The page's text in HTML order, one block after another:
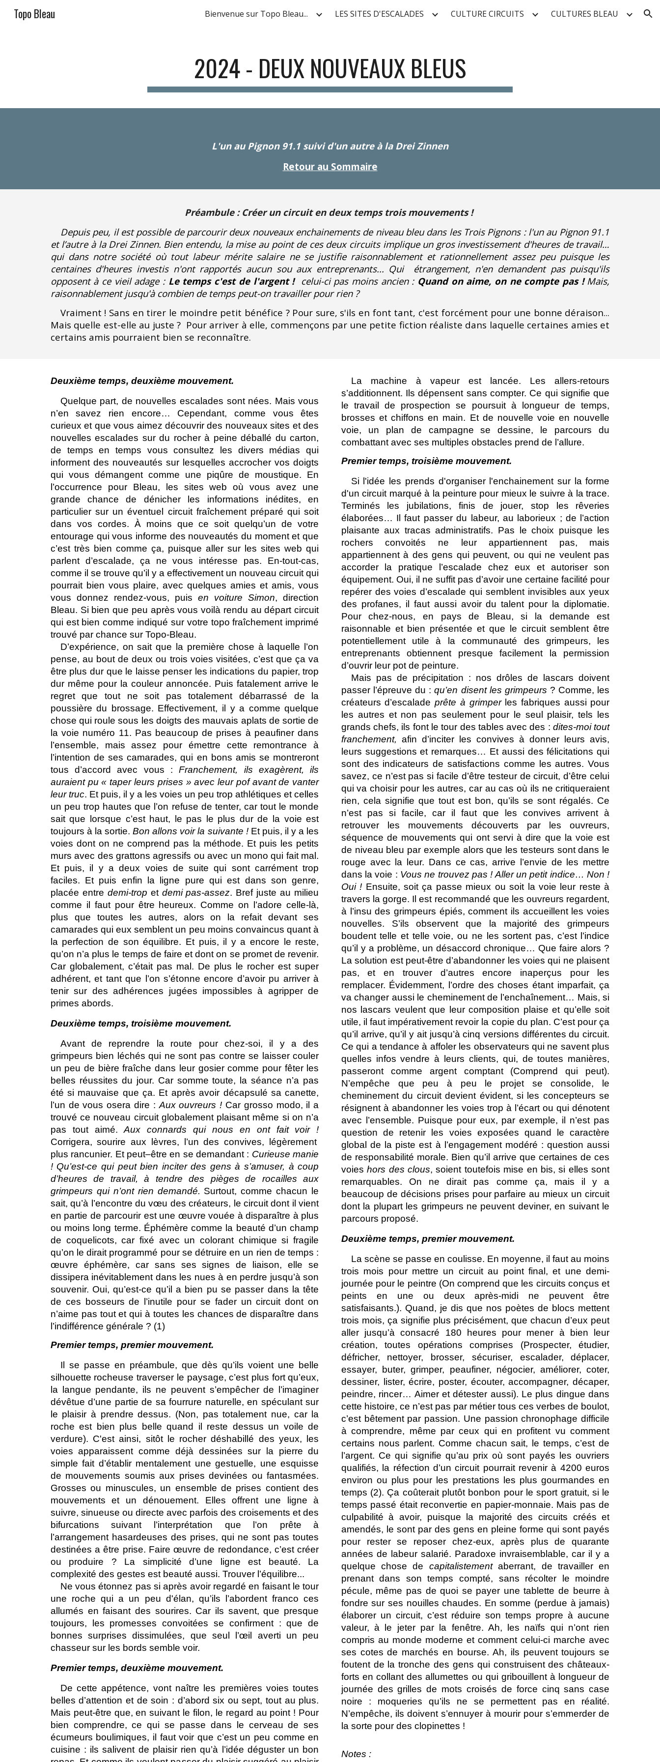
Skip to main content Skip to navigation
Topo Bleau Bienvenue sur Topo Bleau... LES SITES D'ESCALADES CULTURE CIRCUITS CULTURES BLEAU
2024 - DEUX NOUVEAUX BLEUS
L'un au Pignon 91.1 suivi d'un autre à la Drei Zinnen
Retour au Sommaire
Préambule : Créer un circuit en deux temps trois mouvements !
Depuis peu, il est possible de parcourir deux nouveaux enchainements de niveau bleu dans les Trois Pignons : l'un au Pignon 91.1
et l’autre à la Drei Zinnen. Bien entendu, la mise au point de ces deux circuits implique un gros investissement d'heures de travail…
qui dans notre société où tout labeur mérite salaire ne se justifie raisonnablement et rationnellement assez peu puisque les
centaines d'heures investis n'ont rapportés aucun sou aux entreprenants... Qui étrangement, n'en demandent pas puisqu'ils
opposent à ce vieiladage : Le temps c'est de l'argent !celui-ci pas moins ancien : Quand on aime, on ne compte pas !Mais,
raisonnablement jusqu'à combien de temps peut-on travailler pour rien ?
Vraiment ! Sans en tirer le moindre petit bénéfice ? Pour sure, s'ils en font tant, c'est forcément pour une bonne déraison...
Mais quelle est-elle au juste ? Pour arriver à elle, commençons par une petite fiction réaliste dans laquelle certaines amies et
certains amis pourraient bien se reconnaître.
Deuxième temps, deuxième mouvement.
Quelque part, de nouvelles escalades sont nées. Mais vous
n’en savez rien encore… Cependant, comme vous êtes
curieux et que vous aimez découvrir des nouveaux sites et des
nouvelles escalades sur du rocher à peine déballé du carton,
de temps en temps vous consultez les divers médias qui
informent des nouveautés sur lesquelles accrocher vos doigts
qui vous démangent comme une piqûre de moustique. En
l’occurrence pour Bleau, les sites web où vous avez une
grande chance de dénicher les informations inédites, en
particulier sur un éventuel circuit fraîchement préparé qui soit
dans vos cordes. À moins que ce soit quelqu’un de votre
entourage qui vous informe des nouveautés du moment et que
c’est très bien comme ça, puisque aller sur les sites web qui
parlent d’escalade, ça ne vous intéresse pas. En-tout-cas,
comme il se trouve qu’il y a effectivement un nouveau circuit qui
pourrait bien vous plaire, avec quelques amies et amis, vous
vous donnez rendez-vous, puisen voiture Simon, direction
Bleau. Si bien que peu après vous voilà rendu au départ circuit
qui est bien comme indiqué sur votre topo fraîchement imprimé
trouvé par chance sur Topo-Bleau.
D’expérience, on sait que la première chose à laquelle l’on
pense, au bout de deux ou trois voies visitées, c’est que ça va
être plus dur que le laisse penser les indications du papier, trop
dur même pour la couleur annoncée. Puis fatalement arrive le
regret que tout ne soit pas totalement débarrassé de la
poussière du brossage. Effectivement, il y a comme quelque
chose qui roule sous les doigts des mauvais aplats de sortie de
la voie numéro 11. Pas beaucoup de prises à peaufiner dans
l’ensemble, mais assez pour émettre cette remontrance à
l’intention de ses camarades, qui en bons amis se montreront
tous d’accord avec vous :Franchement, ils exagèrent, ils
auraient pu « taper leurs prises » avec leur pof avant de vanter
leur truc. Et puis, il y a les voies un peu trop athlétiques et celles
un peu trop hautes que l’on refuse de tenter, car tout le monde
sait que lorsque c’est haut, le pas le plus dur de la voie est
toujours à la sortie.Bon allons voir la suivante !Et puis, il y a les
voies dont on ne comprend pas la méthode. Et puis les petits
murs avec des grattons agressifs ou avec un mono qui fait mal.
Et puis, il y a deux voies de suite qui sont carrément trop
faciles. Et puis enfin la ligne pure qui est dans son genre,
placée entre demi-trop et demi pas-assez. Bref juste au milieu
comme il faut pour être heureux. Comme on l’adore celle-là,
plus que toutes les autres, alors on la refait devant ses
camarades qui eux semblent un peu moins convaincus quant à
la perfection de son équilibre. Et puis, il y a encore le reste,
qu’on n’a plus le temps de faire et dont on se promet de revenir.
Car globalement, c’était pas mal. De plus le rocher est super
adhérent, et tant que l’on s’étonne encore d’avoir pu arriver à
tenir sur des adhérences jugées impossibles à agripper de
primes abords.
Deuxième temps, troisième mouvement.
Avant de reprendre la route pour chez-soi, il y a des
grimpeurs bien léchés qui ne sont pas contre se laisser couler
un peu de bière fraîche dans leur gosier comme pour fêter les
belles réussites du jour. Car somme toute, la séance n’a pas
été si mauvaise que ça. Et après avoir décapsulé sa canette,
l’un de vous osera dire : Aux ouvreurs ! Car grosso modo, il a
trouvé ce nouveau circuit globalement plaisant même si on n’a
pas tout aimé.Aux connards qui nous en ont fait voir !
Corrigera, sourire aux lèvres, l’un des convives, légèrement
plus rancunier. Et peut–être en se demandant : Curieuse manie
! Qu’est-ce qui peut bien inciter des gens à s’amuser, à coup
d’heures de travail, à tendre des pièges de rocailles aux
grimpeurs qui n’ont rien demandé. Surtout, comme chacun le
sait, qu’à l’encontre du vœu des créateurs, le circuit dont il vient
en partie de parcourir est une œuvre vouée à disparaître à plus
ou moins long terme. Éphémère comme la beauté d’un champ
de coquelicots, car fixé avec un colorant chimique si fragile
qu’on le dirait programmé pour se détruire en un rien de temps :
œuvre éphémère, car sans ses signes de liaison, elle se
dissipera inévitablement dans les nues à en perdre jusqu’à son
souvenir. Oui, qu’est-ce qu’il a bien pu se passer dans la tête
de ces bosseurs de l’inutile pour se fader un circuit dont on
n’aime pas tout et qui à toutes les chances de disparaître dans
l’indifférence générale ? (1)
Premier temps, premier mouvement.
Il se passe en préambule, que dès qu’ils voient une belle
silhouette rocheuse traverser le paysage, c’est plus fort qu’eux,
la langue pendante, ils ne peuvent s’empêcher de l’imaginer
dévêtue d’une partie de sa fourrure naturelle, en spéculant sur
le plaisir à prendre dessus. (Non, pas totalement nue, car la
roche est bien plus belle quand il reste dessus un voile de
verdure). C'est ainsi, sitôt le rocherdéshabillé des yeux, les
voies apparaissent comme déjà dessinées sur la pierre du
simple fait d’établir mentalement une gestuelle, une esquisse
de mouvements soumis aux prises devinées ou fantasmées.
Grosses ou minuscules, un ensemble de prises contient des
mouvements et un dénouement. Elles offrent une ligne à
suivre, sinueuse ou directe avec parfois des croisements et des
bifurcations suivant l’interprétation que l’on prête à
l’arrangement hasardeuses des prises, qui ne sont pas toutes
destinées a être prise. Faire œuvre de redondance, c’est créer
ou produire ? La simplicité d’une ligne est beauté. La
complexité des gestes est beauté aussi. Trouver l’équilibre...
Ne vous étonnez pas si après avoir regardé en faisant le tour
une roche qui a un peu d'élan, qu’ils l’abordent franco ces
allumés en faisant des sourires. Car ils savent, que presque
toujours, les promesses convoitées se confirment : que de
bonnes surprises dissimulées, que seul l’œil averti un peu
chasseur sur les bords semble voir.
Premier temps, deuxième mouvement.
De cette appétence, vont naître les premières voies toutes
belles d’attention et de soin : d’abord six ou sept, tout au plus.
Mais peut-être que, en suivant le filon, le regard au point ! Pour
bien comprendre, ce qui se passe dans le cerveau de ses
écumeurs boulimiques, il faut voir que c’est un peu comme en
cuisine : ils salivent de plaisir rien qu’à l’idée déguster un bon
La machine à vapeur est lancée. Les allers-retours
s’additionnent. Ils dépensent sans compter. Ce qui signifie que
le travail de prospection se poursuit à longueur de temps,
brosses et chiffons en main. Et de nouvelle voie en nouvelle
voie, un plan de campagne se dessine, le parcours du
combattant avec ses multiples obstacles prend de l’allure.
Premier temps, troisième mouvement.
Si l'idée les prends d'organiser l'enchainement sur la forme
d'un circuit marqué à la peinture pour mieux le suivre à la trace.
Terminés les jubilations, finis de jouer, stop les rêveries
élaborées… Il faut passer du labeur, au laborieux ; de l’action
plaisante aux tracas administratifs. Pas le choix puisque les
rochers convoités ne leur appartiennent pas, mais
appartiennent à des gens qui peuvent, ou qui ne veulent pas
accorder la pratique l’escalade chez eux et autoriser son
équipement. Oui, il ne suffit pas d’avoir une certaine facilité pour
repérer des voies d’escalade qui semblent invisibles aux yeux
des profanes, il faut aussi avoir du talent pour la diplomatie.
Pour chez-nous, en pays de Bleau, si la demande est
raisonnable et bien présentée et que le circuit semblent être
potentiellement utile à la communauté des grimpeurs, les
entreprenants obtiennent presque facilement la permission
d’ouvrir leur pot de peinture.
Mais pas de précipitation : nos drôles de lascars doivent
passer l’épreuve du :qu’en disent les grimpeurs ? Comme, les
créateurs d’escaladeprête à grimperles fabriques aussi pour
les autres et non pas seulement pour le seul plaisir, tels les
grands chefs, ils font le tour des tables avec des : dites-moi tout
franchement, afin d’inciter les convives à donner leurs avis,
leurs suggestions et remarques… Et aussi des félicitations qui
sont des indicateurs de satisfactions comme les autres. Vous
savez, ce n’est pas si facile d’être testeur de circuit, d’être celui
qui va choisir pour les autres, car au cas où ils ne critiqueraient
rien, cela signifie que tout est bon, qu’ils se sont régalés. Ce
n’est pas si facile, car il faut que les convives arrivent à
retrouver les mouvements découverts par les ouvreurs,
séquence de mouvements qui ont servi à dire que la voie est
de niveau bleu par exemple alors que les testeurs sont dans le
rouge avec la leur. Dans ce cas, arrive l’envie de les mettre
dans la voie : Vous ne trouvez pas ! Aller un petit indice… Non !
Oui ! Ensuite, soit ça passe mieux ou soit la voie leur reste à
travers la gorge. Il est recommandé que les ouvreurs regardent,
à l’insu des grimpeurs épiés, comment ils accueillent les voies
nouvelles. S’ils observent que la majorité des grimpeurs
boudent telle et telle voie, ou ne les sortent pas, c’est l’indice
qu’il y a problème, un désaccord chronique… Que faire alors ?
La solution est peut-être d’abandonner les voies qui ne plaisent
pas, et en trouver d’autres encore inaperçus pour les
remplacer. Évidemment, l’ordre des choses étant imparfait, ça
va changer aussi le cheminement de l’enchaînement… Mais, si
nos lascars veulent que leur composition plaise et qu’elle soit
utile, il faut impérativement revoir la copie du plan. C’est pour ça
qu’il arrive, qu’il y ait jusqu’à cinq versions différentes du circuit.
Ce qui a tendance à affoler les observateurs qui ne savent plus
quelles infos vendre à leurs clients, qui, de toutes manières,
passeront comme argent comptant (Comprend qui peut).
N’empêche que peu à peu le projet se consolide, le
cheminement du circuit devient évident, si les concepteurs se
résignent à abandonner les voies trop à l’écart ou qui dénotent
avec l’ensemble. Puisque pour eux, par exemple, il n’est pas
question de retenir les voies exposées quand le caractère
global de la piste est à l’engagement modéré : question aussi
de responsabilité morale. Bien qu’il arrive que certaines de ces
voieshors des clous, soient toutefois mise en bis, si elles sont
remarquables. On ne dirait pas comme ça, mais il y a
beaucoup de décisions prises pour parfaire au mieux un circuit
dont la plupart les grimpeurs ne peuvent deviner, en suivant le
parcours proposé.
Deuxième temps, premier mouvement.
La scène se passe en coulisse. En moyenne, il faut au moins
trois mois pour mettre un circuit au point final, et une demi-
journée pour le peintre (On comprend que les circuits conçus et
peints en une ou deux après-midi ne peuvent être
satisfaisants.). Quand, je dis que nos poètes de blocs mettent
trois mois, ça signifie plus précisément, que chacun d’eux peut
aller jusqu’à consacré 180 heures pour mener à bien leur
création, toutes opérations comprises (Prospecter, étudier,
défricher, nettoyer, brosser, sécuriser, escalader, déplacer,
essayer, buter, grimper, peaufiner, négocier, améliorer, coter,
dessiner, lister, écrire, poster, écouter, accompagner, décaper,
peindre, rincer… Aimer et détester aussi). Le plus dingue dans
cette histoire, ce n’est pas par métier tous ces verbes de boulot,
c’est bêtement par passion. Une passion chronophage difficile
à comprendre, même par ceux qui en profitent vu comment
certains nous parlent. Comme chacun sait, le temps, c’est de
l’argent. Ce qui signifie qu’au prix où sont payés les ouvriers
qualifiés, la réfection d’un circuit pourrait revenir à 4200 euros
environ ou plus pour les prestations les plus gourmandes en
temps (2). Ça coûterait plutôt bonbon pour le sport gratuit, si le
temps passé était reconvertie en papier-monnaie. Mais pas de
culpabilité à avoir, puisque la majorité des circuits créés et
amendés, le sont par des gens en pleine forme qui sont payés
pour rester se reposer chez-eux, après plus de quarante
années de labeur salarié. Paradoxe invraisemblable, car il y a
quelque chose de capitalistementaberrant, de travailler en
prenant dans son temps compté, sans récolter le moindre
pécule, même pas de quoi se payer une tablette de beurre à
fondre sur ses nouilles chaudes. En somme (perdue à jamais)
élaborer un circuit, c’est réduire son temps propre à aucune
valeur, à le jeter par la fenêtre. Ah, les naïfs qui n’ont rien
compris au monde moderne et comment celui-ci marche avec
ses cotes de marchés en bourse. Ah, ils peuvent toujours se
foutent de la tronche des gens qui construisent des châteaux-
forts en collant des allumettes ou qui gribouillent à longueur de
journée des grilles de mots croisés de force cinq sans case
noire : moqueries qu’ils ne se permettent pas en réalité.
N’empêche, ils doivent s’ennuyer à mourir pour s’emmerder de
la sorte pour des clopinettes !
Notes :